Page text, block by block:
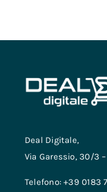
Deal Digitale,
Via Garessio, 30/3
Telefono: +39 0183